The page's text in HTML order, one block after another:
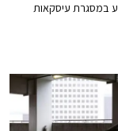
במסגרת עיסקאות